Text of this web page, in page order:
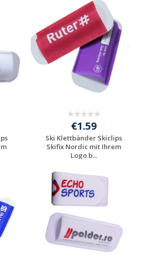
Individuelle
Werbeartikel
anfragen
€1.59
Ski Klettbänder Skiclips
Skifix Nordic mit Ihrem
Logo b...
Individuelle
Werbeartikel
anfragen